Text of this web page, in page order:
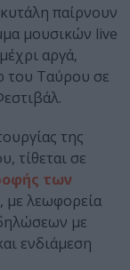
παίρνουν
μουσικών live
αργά,
του Ταύρου σε
της
τίθεται σε
των
, με λεωφορεία
με
ενδιάμεση